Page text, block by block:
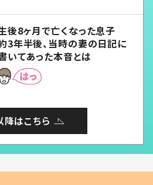
後8ヶ月で亡くなった息子
3年半後、当時の妻の日記に
いてあった本音とは
降はこちら